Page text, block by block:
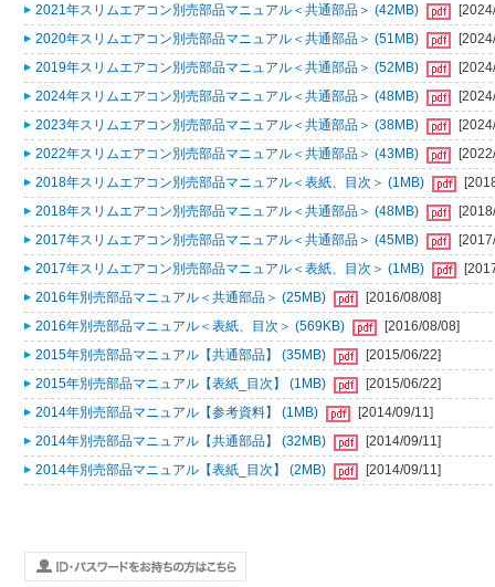
2021年スリムエアコン別売部品マニュアル＜共通部品＞ (42MB)
2020年スリムエアコン別売部品マニュアル＜共通部品＞ (51MB)
2019年スリムエアコン別売部品マニュアル＜共通部品＞ (52MB)
2024年スリムエアコン別売部品マニュアル＜共通部品＞ (48MB)
2023年スリムエアコン別売部品マニュアル＜共通部品＞ (38MB)
2022年スリムエアコン別売部品マニュアル＜共通部品＞ (43MB)
2018年スリムエアコン別売部品マニュアル＜表紙、目次＞ (1MB)
2018年スリムエアコン別売部品マニュアル＜共通部品＞ (48MB)
2017年スリムエアコン別売部品マニュアル＜共通部品＞ (45MB)
2017年スリムエアコン別売部品マニュアル＜表紙、目次＞ (1MB)
2016年別売部品マニュアル＜共通部品＞ (25MB)
[2016/08/08]
2016年別売部品マニュアル＜表紙、目次＞ (569KB)
[2016/08/08]
2015年別売部品マニュアル【共通部品】 (35MB)
[2015/06/22]
2015年別売部品マニュアル【表紙_目次】 (1MB)
[2015/06/22]
2014年別売部品マニュアル【参考資料】 (1MB)
[2014/09/11]
2014年別売部品マニュアル【共通部品】 (32MB)
[2014/09/11]
2014年別売部品マニュアル【表紙_目次】 (2MB)
[2014/09/11]